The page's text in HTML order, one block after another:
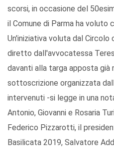
scorsi, in occasione del
il Comune di Parma ha voluto
Un'iniziativa voluta dal Circolo
diretto dall'avvocatessa
davanti alla targa apposta già
sottoscrizione organizzata
intervenuti -si legge in una
Antonio, Giovanni e Rosaria
Federico Pizzarotti, il
Basilicata 2019, Salvatore